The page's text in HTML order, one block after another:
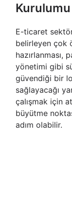
Kurulumu
E-ticaret
belirleyen çok
hazırlanması,
yönetimi gibi
güvendiği bir
sağlayacağı
çalışmak için
büyütme
adım olabilir.